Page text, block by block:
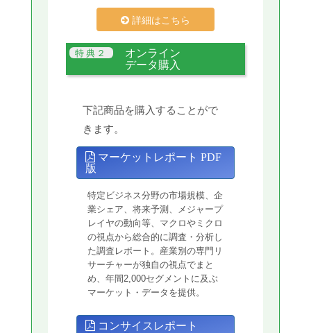
詳細はこちら
オンライン
データ購入
下記商品を購入することがで
きます。
マーケットレポート PDF
版
特定ビジネス分野の市場規模、企
業シェア、将来予測、メジャープ
レイヤの動向等、マクロやミクロ
の視点から総合的に調査・分析し
た調査レポート。産業別の専門リ
サーチャーが独自の視点でまと
め、年間2,000セグメントに及ぶ
マーケット・データを提供。
コンサイスレポート